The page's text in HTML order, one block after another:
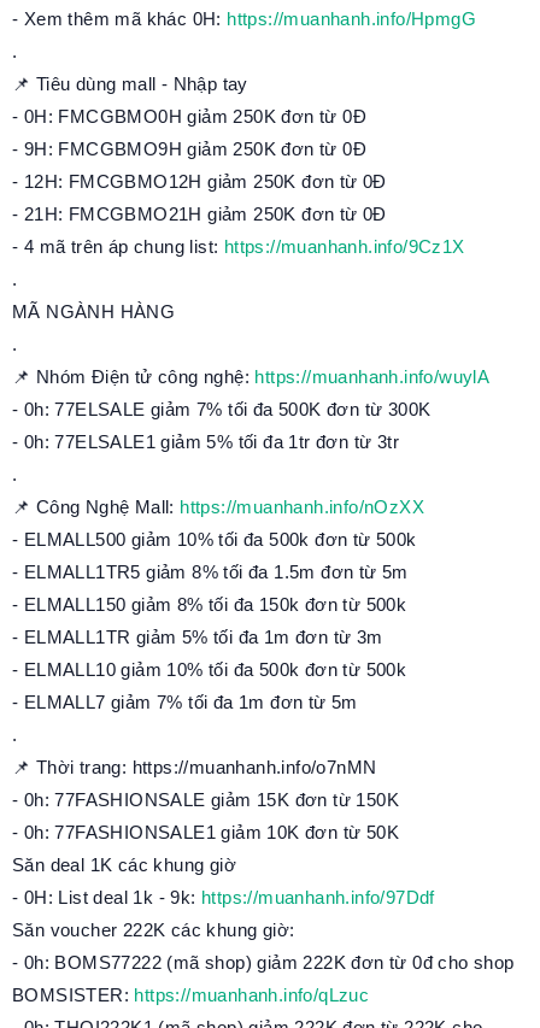
- Xem thêm mã khác 0H: https://muanhanh.info/HpmgG
.
📌 Tiêu dùng mall - Nhập tay
- 0H: FMCGBMO0H giảm 250K đơn từ 0Đ
- 9H: FMCGBMO9H giảm 250K đơn từ 0Đ
- 12H: FMCGBMO12H giảm 250K đơn từ 0Đ
- 21H: FMCGBMO21H giảm 250K đơn từ 0Đ
- 4 mã trên áp chung list: https://muanhanh.info/9Cz1X
.
MÃ NGÀNH HÀNG
.
📌 Nhóm Điện tử công nghệ: https://muanhanh.info/wuylA
- 0h: 77ELSALE giảm 7% tối đa 500K đơn từ 300K
- 0h: 77ELSALE1 giảm 5% tối đa 1tr đơn từ 3tr
.
📌 Công Nghệ Mall: https://muanhanh.info/nOzXX
- ELMALL500 giảm 10% tối đa 500k đơn từ 500k
- ELMALL1TR5 giảm 8% tối đa 1.5m đơn từ 5m
- ELMALL150 giảm 8% tối đa 150k đơn từ 500k
- ELMALL1TR giảm 5% tối đa 1m đơn từ 3m
- ELMALL10 giảm 10% tối đa 500k đơn từ 500k
- ELMALL7 giảm 7% tối đa 1m đơn từ 5m
.
📌 Thời trang: https://muanhanh.info/o7nMN
- 0h: 77FASHIONSALE giảm 15K đơn từ 150K
- 0h: 77FASHIONSALE1 giảm 10K đơn từ 50K
Săn deal 1K các khung giờ
- 0H: List deal 1k - 9k: https://muanhanh.info/97Ddf
Săn voucher 222K các khung giờ:
- 0h: BOMS77222 (mã shop) giảm 222K đơn từ 0đ cho shop
BOMSISTER: https://muanhanh.info/qLzuc